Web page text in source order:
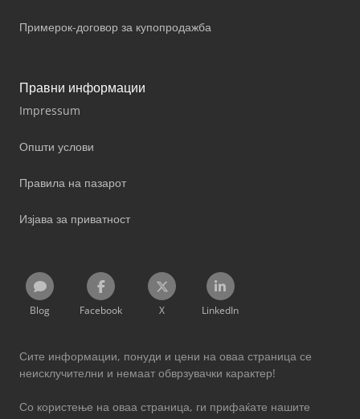
Примерок-договор за купопродажба
Правни информации
Impressum
Општи услови
Правила на пазарот
Изјава за приватност
Blog Facebook X LinkedIn
Сите информации, понуди и цени на оваа страница се
неисклучителни и немаат обврзувачки карактер!
Со користење на оваа страница, ги прифаќате нашите